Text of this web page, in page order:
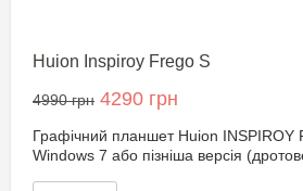
Huion Inspiroy Frego S
4990 грн 4290 грн
Графічний планшет Huion INSPIROY
Windows 7 або пізніша версія (дротове